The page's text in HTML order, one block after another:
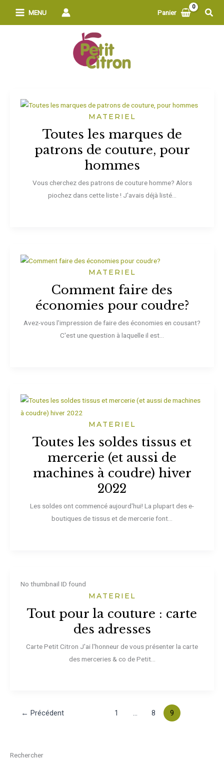
MENU Panier
MATERIEL
Toutes les marques de
patrons de couture, pour
hommes
Vous cherchez des patrons de couture homme? Alors
piochez dans cette liste ! J'avais déjà listé...
MATERIEL
Comment faire des
économies pour coudre?
Avez-vous l'impression de faire des économies en cousant?
C'est une question à laquelle il est...
MATERIEL
Toutes les soldes tissus et
mercerie (et aussi de
machines à coudre) hiver
2022
Les soldes ont commencé aujourd'hui! La plupart des e-
boutiques de tissus et de mercerie font...
No thumbnail ID found
MATERIEL
Tout pour la couture : carte
des adresses
Carte Petit Citron J'ai l'honneur de vous présenter la carte
des merceries & co de Petit...
← Précédent 1 8 9
Rechercher